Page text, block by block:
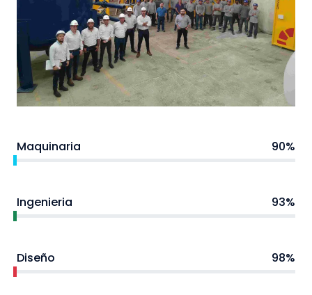
Maquinaria 90%
Ingenieria 93%
Diseño 98%